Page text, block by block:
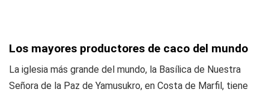
Los mayores productores de caco del mundo
La iglesia más grande del mundo, la Basílica de Nuestra
Señora de la Paz de Yamusukro, en Costa de Marfil, tiene